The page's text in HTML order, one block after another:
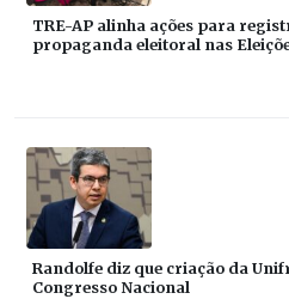
TRE-AP alinha ações para
propaganda eleitoral nas
Randolfe diz que criação da
Congresso Nacional